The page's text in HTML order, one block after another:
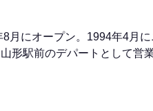
月にオープン。1994年4月
形駅前のデパートとして営